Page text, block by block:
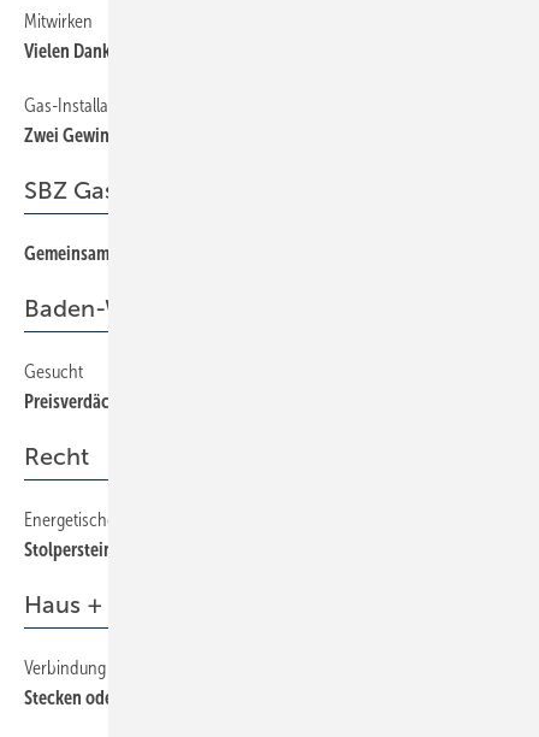
Mitwirken
Vielen Dank für ­ Ihre Leserbriefe
Gas-Installation
Zwei Gewindegänge reichen — oder was?
SBZ Gastkommentar
Gemeinsam stark!
Baden-Württemberg
Gesucht
Preisverdächtige Abschlussarbeiten
Recht
Energetische Gebäudesanierung (EGS)
Stolpersteine bei der Auftragsabwicklung
Haus + Gebäudetechnik
Verbindung diverser Rohrleitungssegmente.
Stecken oder pressen?